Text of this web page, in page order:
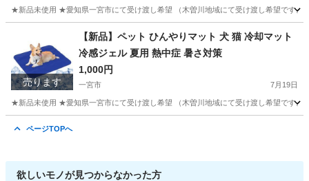
★新品未使用 ★愛知県一宮市にて受け渡し希望 （木曽川地域にて受け渡し希望です
その他 車体
売ります
【新品】ペット ひんやりマット 犬 猫 冷却マット
冷感ジェル 夏用 熱中症 暑さ対策
1,000円
一宮市 7月19日
★新品未使用 ★愛知県一宮市にて受け渡し希望 （木曽川地域にて受け渡し希望です
ページTOPへ
欲しいモノが見つからなかった方